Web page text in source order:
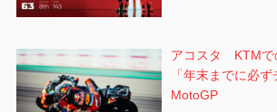
アコスタ KTMで
「年末までに必
MotoGP